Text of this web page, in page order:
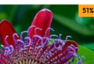
din România
și rezistență ridicată
51%